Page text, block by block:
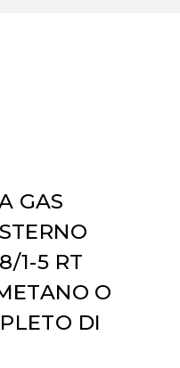
GAS
1-5 RT
O
DI